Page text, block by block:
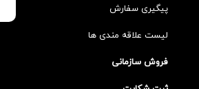
پیگیری سفارش
لیست علاقه مندی ها
فروش سازمانی